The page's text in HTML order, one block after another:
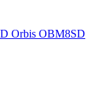
Orbis OBM8SD